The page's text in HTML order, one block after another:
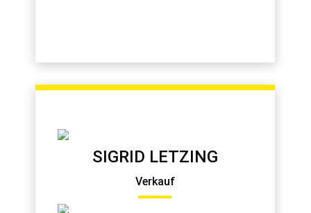
SIGRID LETZING
Verkauf